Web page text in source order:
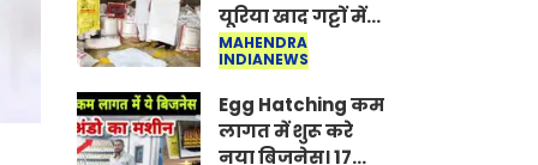
यूरिया खाद गट्टों में
बदलकर टेक्निकल
ग्रेड में बेचने वालों पर
करवाई कार्रवाई:
लखविंदर सिंह
औलख
MAHENDRA
INDIANEWS
Egg Hatching कम
लागत में शुरू करे
नया बिजनेस। 17